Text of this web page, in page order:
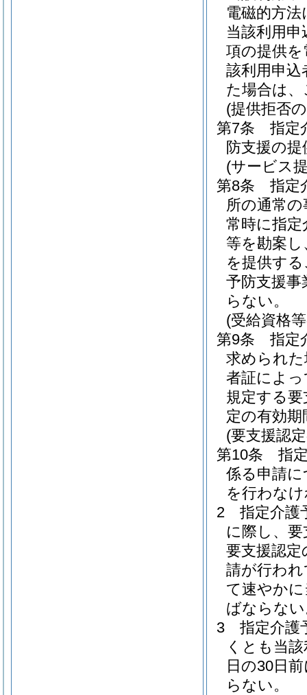
電磁的方
当該利用
項の提供
該利用申
た場合は
(提供拒否
第7条
指定
防支援の
(サービス
第8条
指定
所の通常
常時に指
等を勘案し
を提供す
予防支援
らない。
(受給資格
第9条
指定
求められ
者証によっ
規定する
定の有効
(要支援認
第10条
指
係る申請
を行わな
2
指定介護
に際し、
要支援認
請が行わ
て速やか
ばならな
3
指定介護
くとも当
日の30日
らない。